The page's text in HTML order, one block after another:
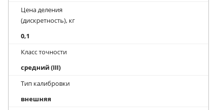
Цена деления
(дискретность), кг
0,1
Класс точности
средний (III)
Тип калибровки
внешняя